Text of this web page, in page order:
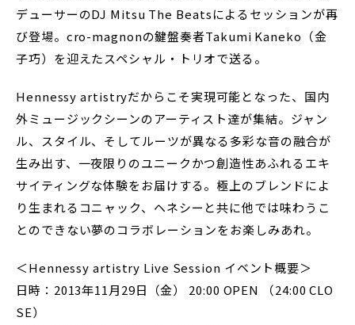
デューサーのDJ Mitsu The Beatsによるセッションが再
び登場。cro-magnonの鍵盤奏者Takumi Kaneko（金
子巧）を迎えたスペシャル・トリオで送る。
Hennessy artistryだからこそ実現可能となった、国内
外ミュージックシーンのアーティスト達が集結。ジャン
ル、スタイル、そしてルーツが異なる多彩な音の融合が
生み出す、一夜限りのユニークかつ創造性あふれるエキ
サイティングな体験をお届けする。極上のブレンドによ
り生まれるコニャック、ヘネシーと共に他では味わうこ
とのできない夢のコラボレーションをお楽しみあれ。
＜Hennessy artistry Live Session イベント概要＞
日時：2013年11月29日（金） 20:00 OPEN （24:00 CLO
SE）